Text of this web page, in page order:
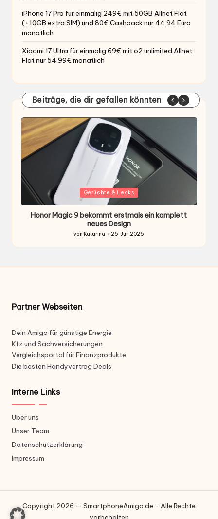
iPhone 17 Pro für einmalig 249€ mit 50GB Allnet Flat
(+10GB extra SIM) und 80€ Cashback nur 44.94 Euro
monatlich
Xiaomi 17 Ultra für einmalig 69€ mit o2 unlimited Allnet
Flat nur 54.99€ monatlich
Beiträge, die dir gefallen könnten
Gepostet
Gerüchte & Leaks
Honor Magic 9 bekommt erstmals ein komplett
neues Design
Gepostet
von
von Katarina 26. Juli 2026
Partner Webseiten
Dein Amigo für günstige Energie
Kfz und Sachversicherungen
Vergleichsportal für Finanzprodukte
Die besten Handyvertrag Deals
Interne Links
Über uns
Unser Team
Datenschutzerklärung
Impressum
Copyright 2026 — SmartphoneAmigo.de - Alle Rechte
vorbehalten